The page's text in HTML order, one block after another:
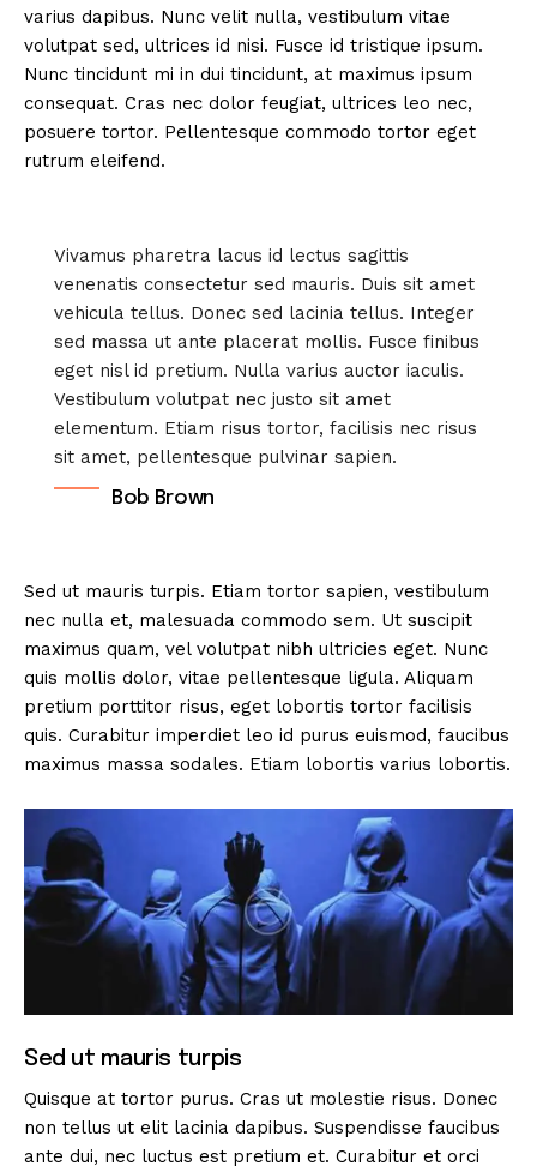
varius dapibus. Nunc velit nulla, vestibulum vitae
volutpat sed, ultrices id nisi. Fusce id tristique ipsum.
Nunc tincidunt mi in dui tincidunt, at maximus ipsum
consequat. Cras nec dolor feugiat, ultrices leo nec,
posuere tortor. Pellentesque commodo tortor eget
rutrum eleifend.
Vivamus pharetra lacus id lectus sagittis
venenatis consectetur sed mauris. Duis sit amet
vehicula tellus. Donec sed lacinia tellus. Integer
sed massa ut ante placerat mollis. Fusce finibus
eget nisl id pretium. Nulla varius auctor iaculis.
Vestibulum volutpat nec justo sit amet
elementum. Etiam risus tortor, facilisis nec risus
sit amet, pellentesque pulvinar sapien.
Bob Brown
Sed ut mauris turpis. Etiam tortor sapien, vestibulum
nec nulla et, malesuada commodo sem. Ut suscipit
maximus quam, vel volutpat nibh ultricies eget. Nunc
quis mollis dolor, vitae pellentesque ligula. Aliquam
pretium porttitor risus, eget lobortis tortor facilisis
quis. Curabitur imperdiet leo id purus euismod, faucibus
maximus massa sodales. Etiam lobortis varius lobortis.
Sed ut mauris turpis
Quisque at tortor purus. Cras ut molestie risus. Donec
non tellus ut elit lacinia dapibus. Suspendisse faucibus
ante dui, nec luctus est pretium et. Curabitur et orci